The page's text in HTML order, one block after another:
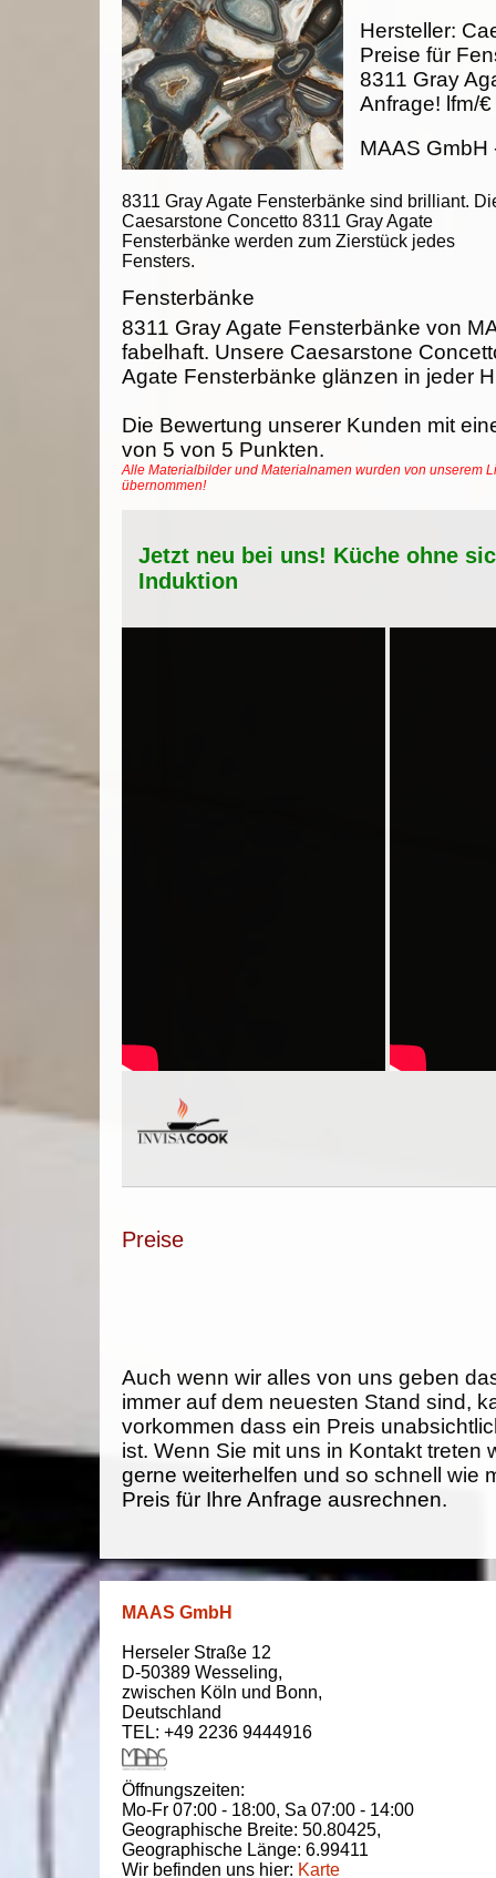
8311 Gray Agate Fensterbänke sind brilliant.
Caesarstone Concetto 8311 Gray Agate
Fensterbänke werden zum Zierstück jedes
Fensters.
Hersteller:
Preise für
8311 Gray
Anfrage! lfm/€
MAAS GmbH
Fensterbänke
8311 Gray Agate Fensterbänke von
fabelhaft. Unsere Caesarstone
Agate Fensterbänke glänzen in jeder
Die Bewertung unserer Kunden mit
von 5 von 5 Punkten.
Alle Materialbilder und Materialnamen wurden von unserem
übernommen!
Jetzt neu bei uns! Küche ohne
Induktion
Preise
Auch wenn wir alles von uns geben
immer auf dem neuesten Stand sind,
vorkommen dass ein Preis
ist. Wenn Sie mit uns in Kontakt treten
gerne weiterhelfen und so schnell wie
Preis für Ihre Anfrage ausrechnen.
MAAS GmbH
Herseler Straße 12
D-50389 Wesseling,
zwischen Köln und Bonn,
Deutschland
TEL: +49 2236 9444916
Öffnungszeiten:
Mo-Fr 07:00 - 18:00, Sa 07:00 - 14:00
Geographische Breite: 50.80425,
Geographische Länge: 6.99411
Wir befinden uns hier: Karte